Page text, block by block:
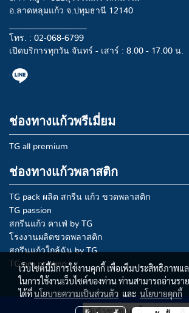
อ.ลาดหลุมแก้ว จ.ปทุมธานี 12140
โทร. : 02-068-6799
เปิดบริการทุกวัน จันทร์ - เสาร์ : 8.00 - 17.00 น.
ช่องทางแก้วพรีเมี่ยม
TG all premium
ช่องทางแก้วพลาสติก
TG pack ผลิต สกรีน แก้ว ขวดพลาสติก
TG passion
สกรีนแก้ว คาเฟ่ by TG
โรงงานผลิตขวดพลาสติก
สกรีนแก้วใกล้ฉัน by TG
TG pro printing
เว็บไซต์นี้มีการใช้งานคุกกี้ เพื่อเพิ่มประสิทธิภาพ
ในการใช้งานเว็บไซต์ของท่าน ท่านสามารถอ่านรา
ได้ที่นโยบายความเป็นส่วนตัว และ นโยบายคุกกี้